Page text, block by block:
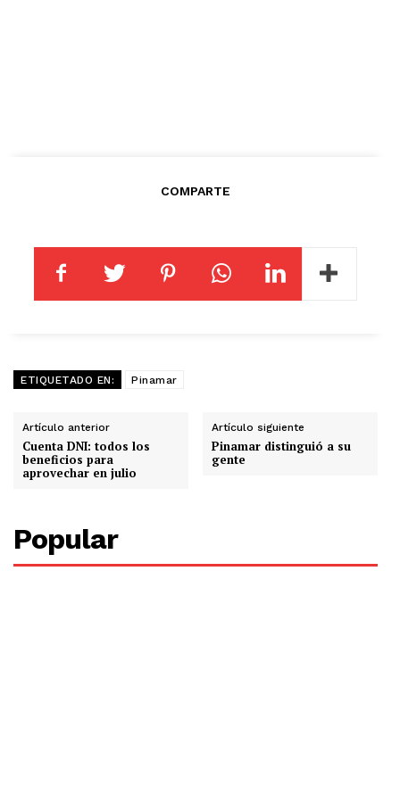
COMPARTE
ETIQUETADO EN: Pinamar
Artículo anterior
Cuenta DNI: todos los
beneficios para
aprovechar en julio
Artículo siguiente
Pinamar distinguió a su
gente
Popular